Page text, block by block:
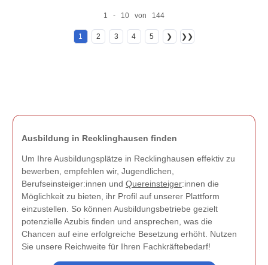
1 - 10 von 144
1 2 3 4 5 ❯ ❯❯
Ausbildung in Recklinghausen finden
Um Ihre Ausbildungsplätze in Recklinghausen effektiv zu
bewerben, empfehlen wir, Jugendlichen,
Berufseinsteiger:innen und Quereinsteiger:innen die
Möglichkeit zu bieten, ihr Profil auf unserer Plattform
einzustellen. So können Ausbildungsbetriebe gezielt
potenzielle Azubis finden und ansprechen, was die
Chancen auf eine erfolgreiche Besetzung erhöht. Nutzen
Sie unsere Reichweite für Ihren Fachkräftebedarf!